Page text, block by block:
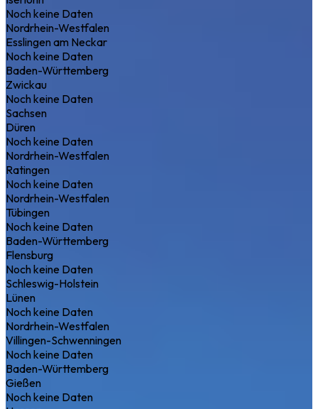
Noch keine Daten
Nordrhein-Westfalen
Esslingen am Neckar
Noch keine Daten
Baden-Württemberg
Zwickau
Noch keine Daten
Sachsen
Düren
Noch keine Daten
Nordrhein-Westfalen
Ratingen
Noch keine Daten
Nordrhein-Westfalen
Tübingen
Noch keine Daten
Baden-Württemberg
Flensburg
Noch keine Daten
Schleswig-Holstein
Lünen
Noch keine Daten
Nordrhein-Westfalen
Villingen-Schwenningen
Noch keine Daten
Baden-Württemberg
Gießen
Noch keine Daten